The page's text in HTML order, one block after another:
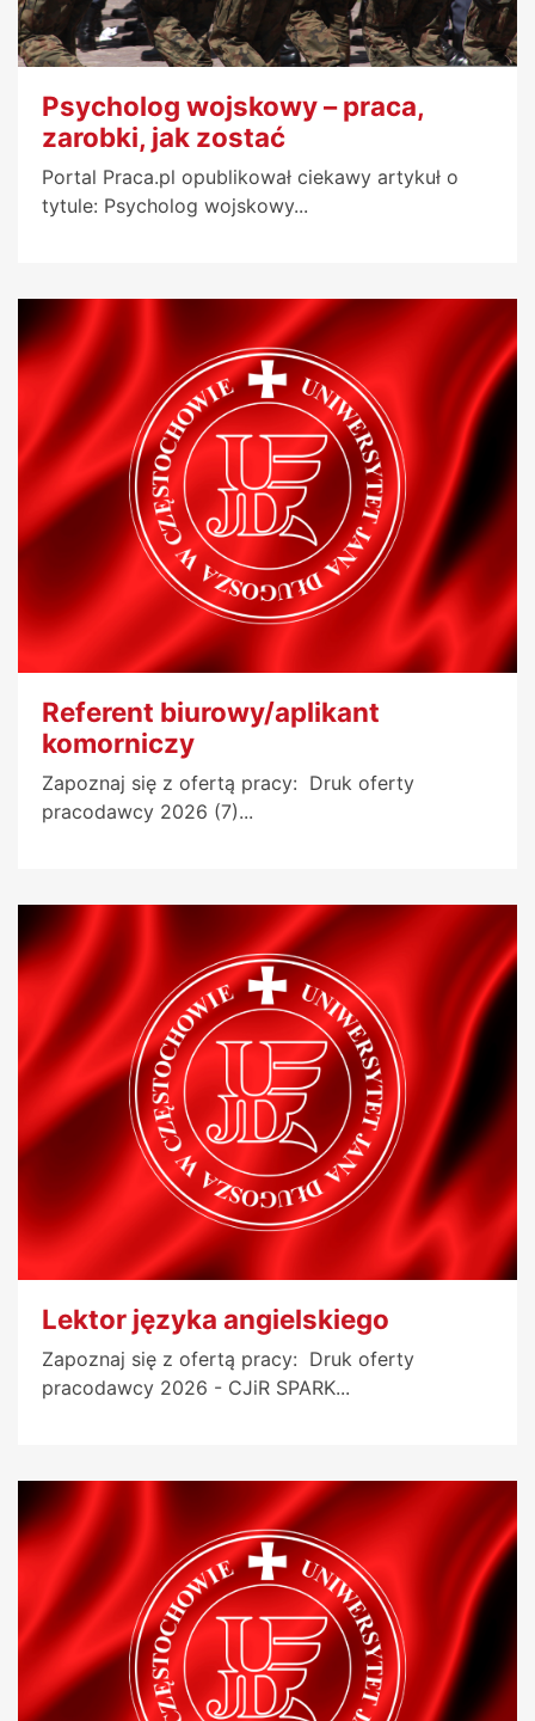
Psycholog wojskowy – praca,
zarobki, jak zostać
Portal Praca.pl opublikował ciekawy artykuł o
tytule: Psycholog wojskowy...
Referent biurowy/aplikant
komorniczy
Zapoznaj się z ofertą pracy: Druk oferty
pracodawcy 2026 (7)...
Lektor języka angielskiego
Zapoznaj się z ofertą pracy: Druk oferty
pracodawcy 2026 - CJiR SPARK...